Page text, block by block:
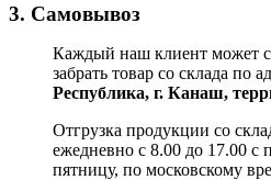
3. Самовывоз
Каждый наш клиент может
забрать товар со склада по
Республика, г. Канаш,
Отгрузка продукции со
ежедневно с 8.00 до 17.00 с
пятницу, по московскому